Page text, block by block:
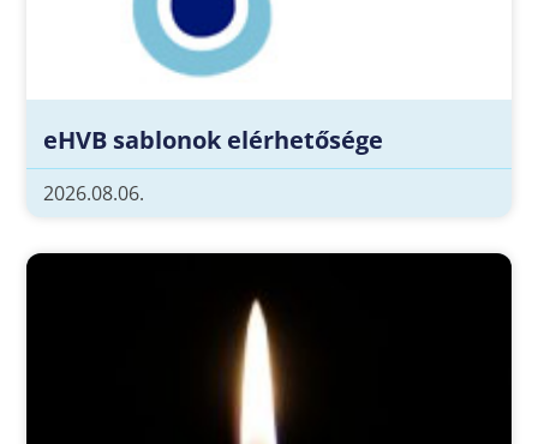
eHVB sablonok elérhetősége
2026.08.06.